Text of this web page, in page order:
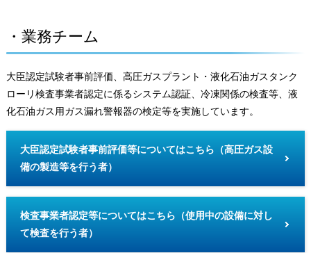
・業務チーム
大臣認定試験者事前評価、高圧ガスプラント・液化石油ガスタンク
ローリ検査事業者認定に係るシステム認証、冷凍関係の検査等、液
化石油ガス用ガス漏れ警報器の検定等を実施しています。
大臣認定試験者事前評価等についてはこちら（高圧ガス設
備の製造等を行う者）
検査事業者認定等についてはこちら（使用中の設備に対し
て検査を行う者）